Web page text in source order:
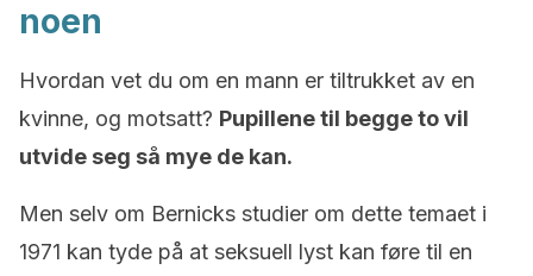
noen
Hvordan vet du om en mann er tiltrukket av en
kvinne, og motsatt? Pupillene til begge to vil
utvide seg så mye de kan.
Men selv om Bernicks studier om dette temaet i
1971 kan tyde på at seksuell lyst kan føre til en